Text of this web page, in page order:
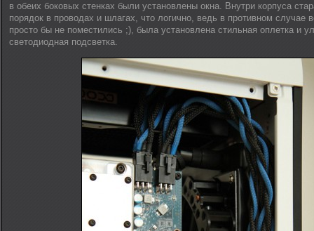
в обеих боковых стенках были установлены окна. Внутри корпуса
порядок в проводах и шлагах, что логично, ведь в противном случае
просто бы не поместились ;), была установлена стильная оплетка и
светодиодная подсветка.